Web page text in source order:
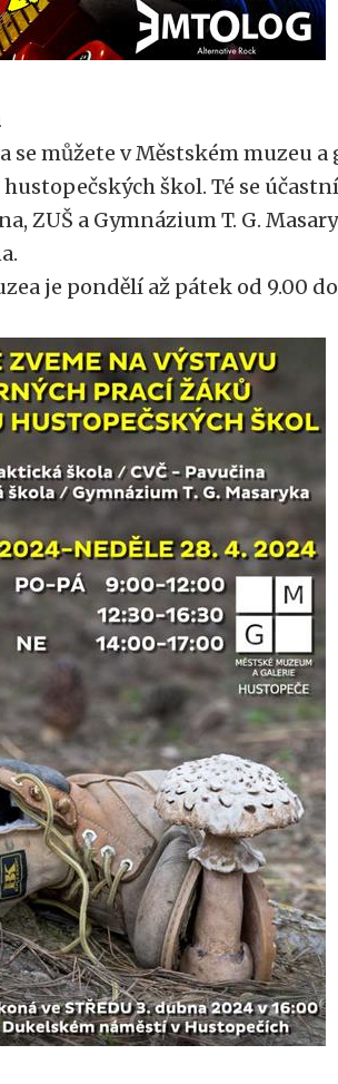
se můžete v Městském muzeu
škol. Té se
ZUŠ a Gymnázium T. G.
je pondělí až pátek od 9.00